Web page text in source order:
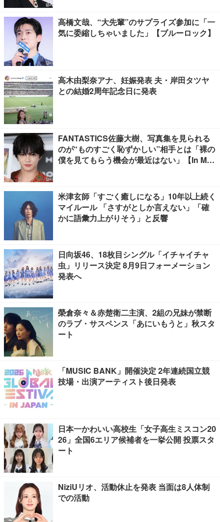
高橋文哉、“大先輩”のサプライズ参加に「一
気に委縮しちゃいました」【ブルーロック】
高木由梨奈アナ、妊娠発表 夫・岸田タツヤ
との結婚2周年記念日に発表
FANTASTICS佐藤大樹、写真集を見られる
のが“ものすごく恥ずかしい”相手とは「裸の
僕を見てもらう機会が最近はない」【In Moti
米津玄師「すごく癒しになる」10年以上続く
マイルール 「さすがとしか言えない」「確
かに語彙力上がりそう」と反響
日向坂46、18枚目シングル「イチャイチャ
虫」リリース決定 8月9日フォーメーション
発表へ
榮倉奈々＆赤楚衛二主演、2組の兄妹が禁断
のラブ・サスペンス「あにいもうと」秋スタ
ート
「MUSIC BANK」開催決定 2年連続国立競
技場・出演アーティスト後日発表
日本一かわいい高校生「女子高生ミスコン20
26」全国6エリア候補者を一挙公開 投票スタ
ート
NiziUリオ、活動休止を発表 当面は8人体制
での活動